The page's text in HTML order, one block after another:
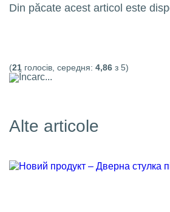
Din păcate acest articol este
(21 голосів, середня: 4,86 з 5)
Încarc...
Alte articole